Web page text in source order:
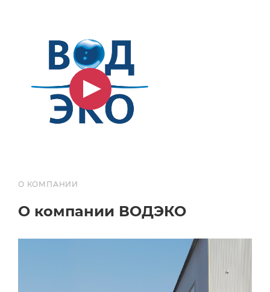
О КОМПАНИИ
О компании ВОДЭКО